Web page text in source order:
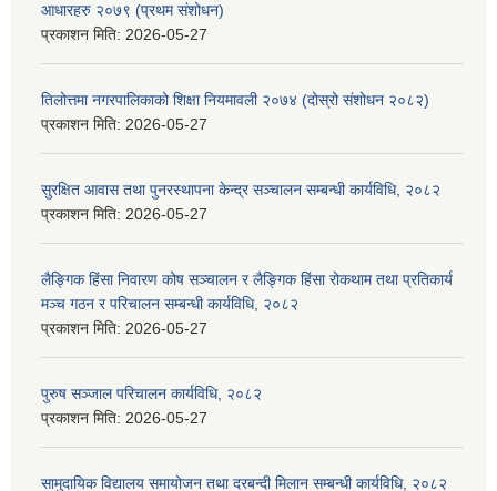
आधारहरु २०७९ (प्रथम संशोधन)
प्रकाशन मिति: 2026-05-27
तिलोत्तमा नगरपालिकाको शिक्षा नियमावली २०७४ (दोस्रो संशोधन २०८२)
प्रकाशन मिति: 2026-05-27
सुरक्षित आवास तथा पुनरस्थापना केन्द्र सञ्चालन सम्बन्धी कार्यविधि, २०८२
प्रकाशन मिति: 2026-05-27
लैङ्गिक हिंसा निवारण कोष सञ्चालन र लैङ्गिक हिंसा रोकथाम तथा प्रतिकार्य
मञ्च गठन र परिचालन सम्बन्धी कार्यविधि, २०८२
प्रकाशन मिति: 2026-05-27
पुरुष सञ्जाल परिचालन कार्यविधि, २०८२
प्रकाशन मिति: 2026-05-27
सामुदायिक विद्यालय समायोजन तथा दरबन्दी मिलान सम्बन्धी कार्यविधि, २०८२